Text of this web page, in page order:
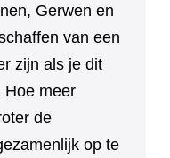
Gerwen en
van een
zijn als je dit
Hoe meer
de
op te